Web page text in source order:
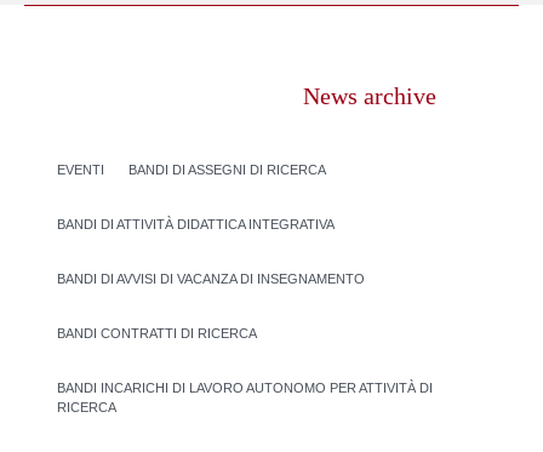
News archive
EVENTI BANDI DI ASSEGNI DI RICERCA
BANDI DI ATTIVITÀ DIDATTICA INTEGRATIVA
BANDI DI AVVISI DI VACANZA DI INSEGNAMENTO
BANDI CONTRATTI DI RICERCA
BANDI INCARICHI DI LAVORO AUTONOMO PER ATTIVITÀ DI
RICERCA